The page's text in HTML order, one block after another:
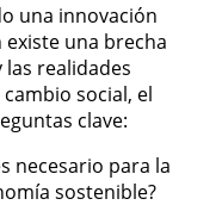
una innovación
una brecha
realidades
social, el
clave:
necesario para la
sostenible?